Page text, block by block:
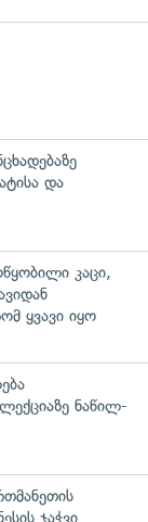
და
კაცი,
ყვავი იყო
ნაწილ-
ჯაჭვი